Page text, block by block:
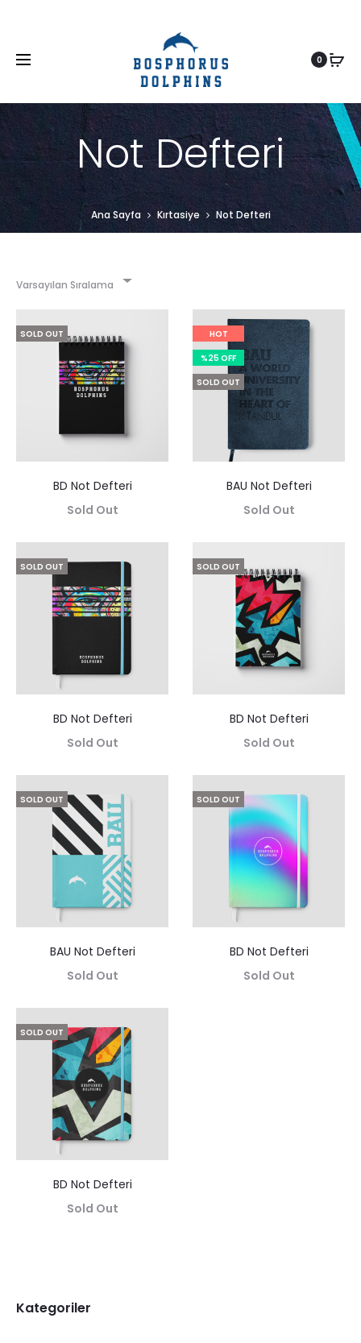
0
Not Defteri
Ana Sayfa Kırtasiye Not Defteri
Varsayılan Sıralama
SOLD OUT
BD Not Defteri
Sold Out
HOT
%25 OFF
SOLD OUT
BAU Not Defteri
Sold Out
SOLD OUT
BD Not Defteri
Sold Out
SOLD OUT
BD Not Defteri
Sold Out
SOLD OUT
BAU Not Defteri
Sold Out
SOLD OUT
BD Not Defteri
Sold Out
SOLD OUT
BD Not Defteri
Sold Out
Kategoriler